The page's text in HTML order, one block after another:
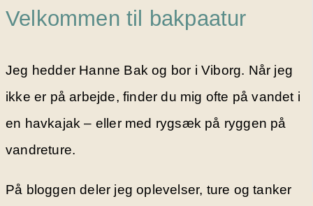
Velkommen til bakpaatur
Jeg hedder Hanne Bak og bor i Viborg. Når jeg
ikke er på arbejde, finder du mig ofte på vandet i
en havkajak – eller med rygsæk på ryggen på
vandreture.
På bloggen deler jeg oplevelser, ture og tanker